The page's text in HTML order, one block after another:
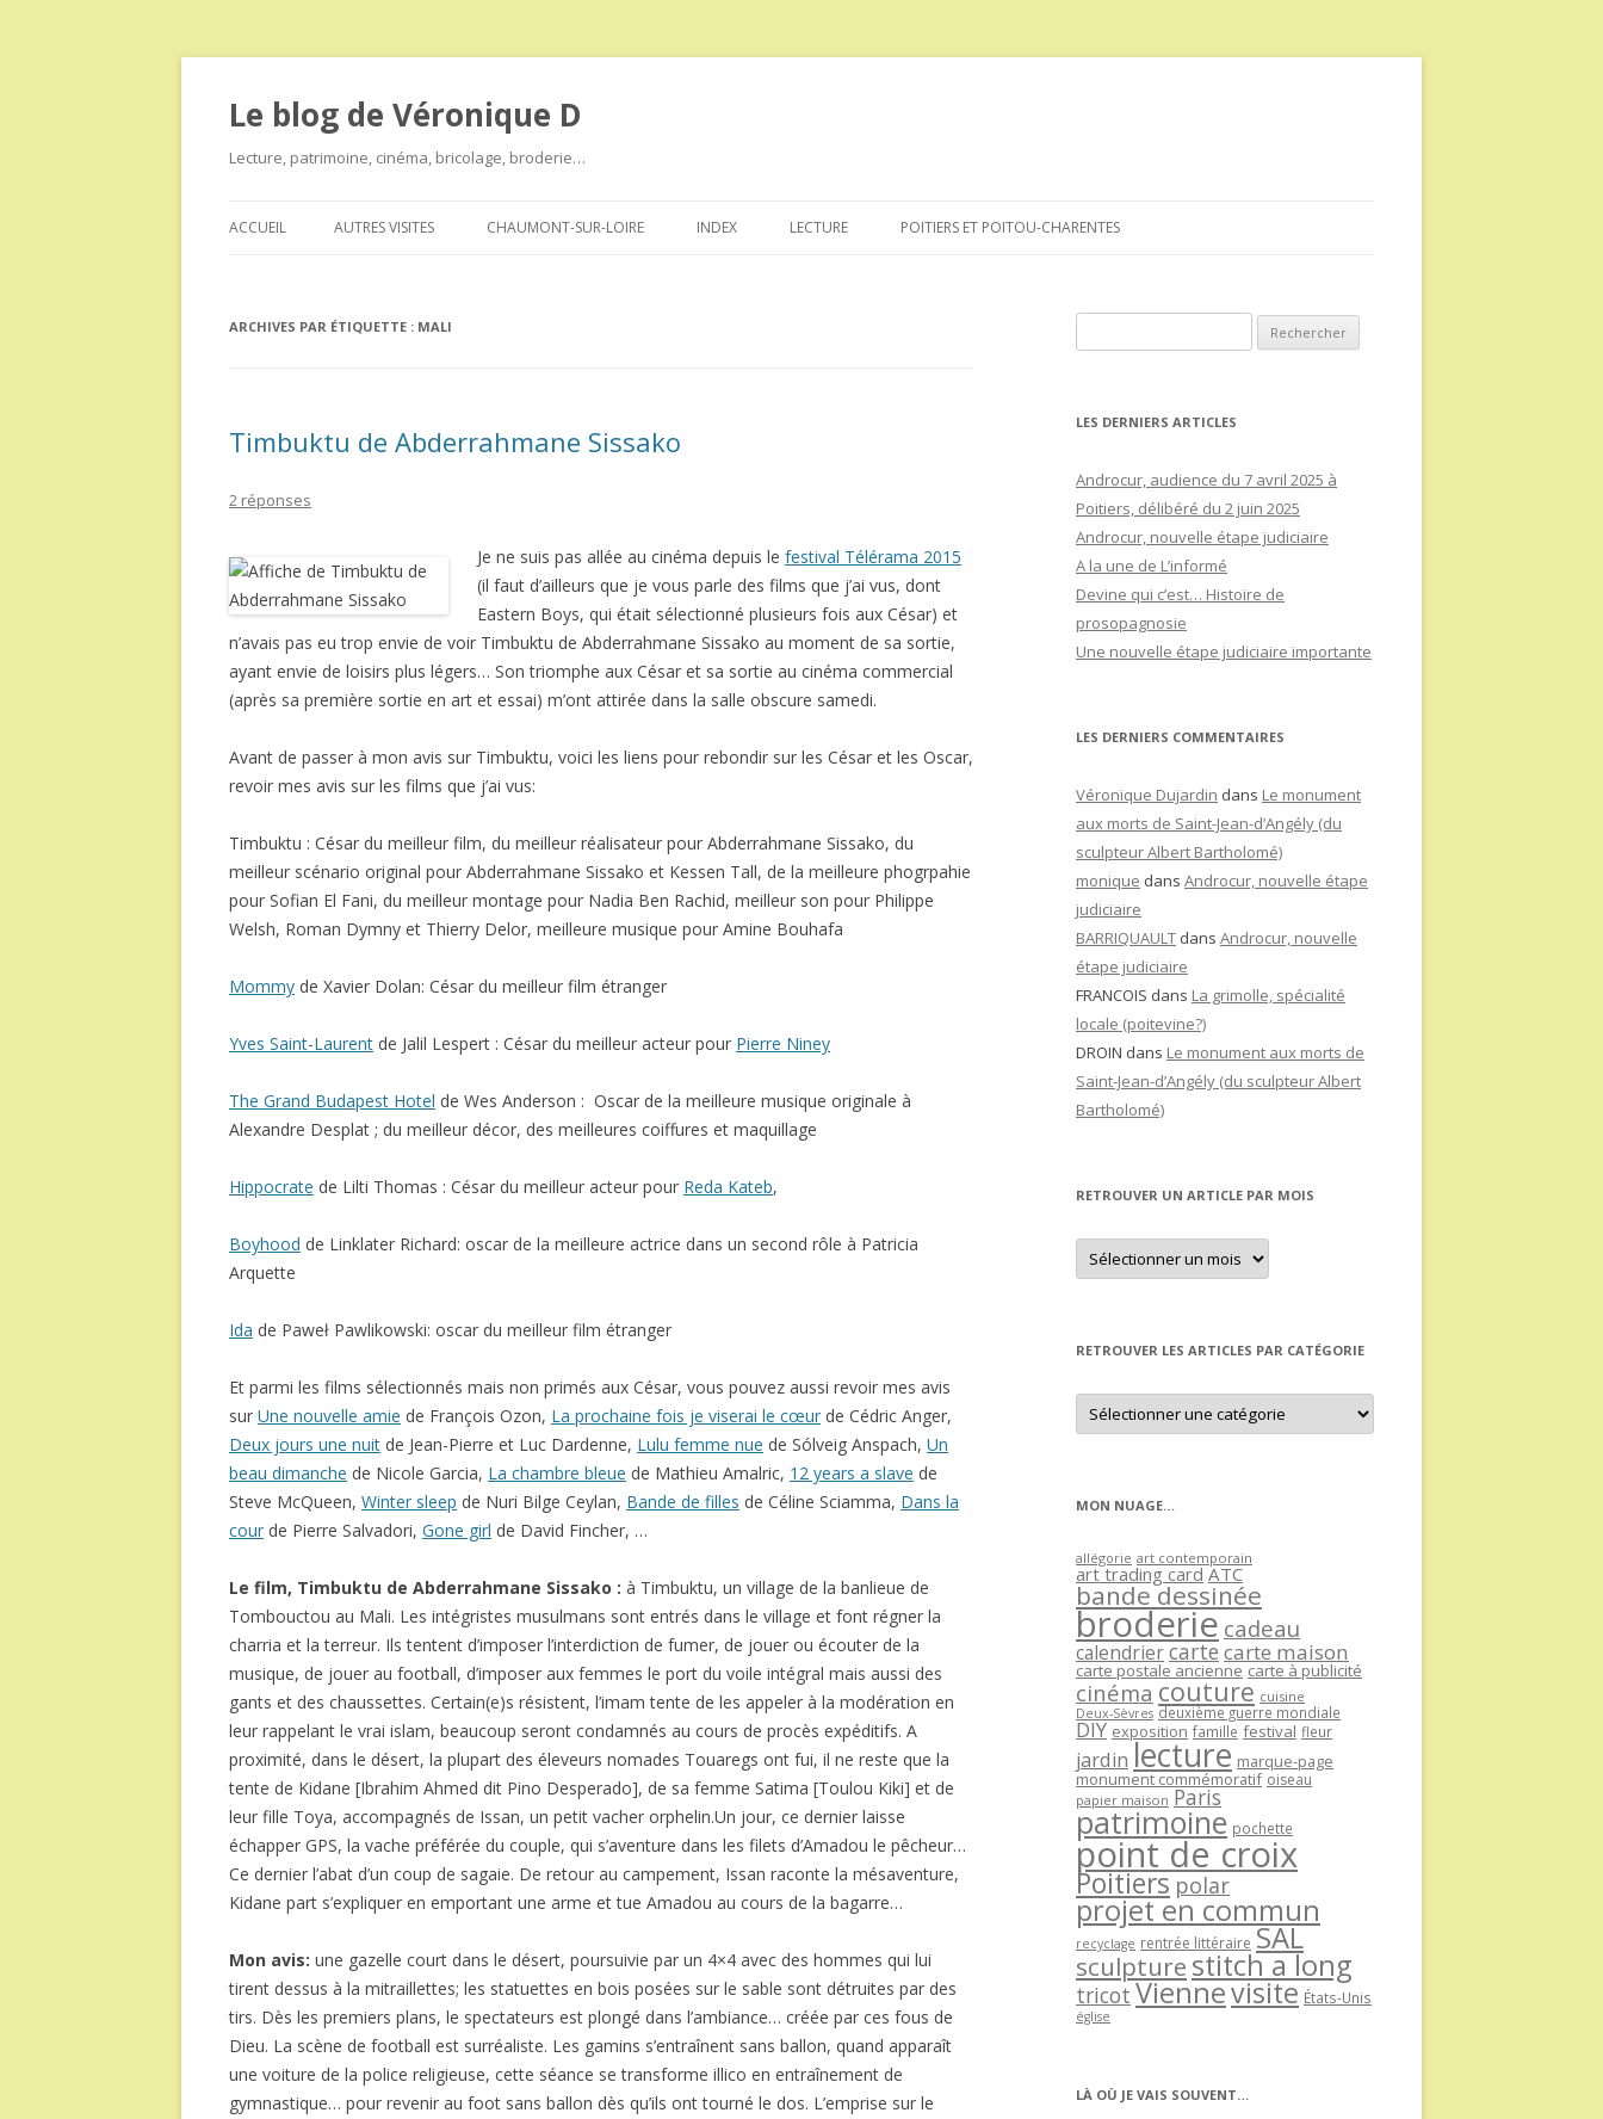
Le blog de Véronique D
Lecture, patrimoine, cinéma, bricolage, broderie…
au
ACCUEIL AUTRES VISITES CHAUMONT-SUR-LOIRE INDEX LECTURE POITIERS ET POITOU-CHARENTES
ARCHIVES PAR ÉTIQUETTE : MALI
Timbuktu de Abderrahmane Sissako
2 réponses
Je ne suis pas allée au cinéma depuis le festival Télérama 2015
(il faut d’ailleurs que je vous parle des films que j’ai vus, dont
Eastern Boys, qui était sélectionné plusieurs fois aux César) et
n’avais pas eu trop envie de voir Timbuktu de Abderrahmane Sissako au moment de sa sortie,
ayant envie de loisirs plus légers… Son triomphe aux César et sa sortie au cinéma commercial
(après sa première sortie en art et essai) m’ont attirée dans la salle obscure samedi.
Avant de passer à mon avis sur Timbuktu, voici les liens pour rebondir sur les César et les Oscar,
revoir mes avis sur les films que j’ai vus:
Timbuktu : César du meilleur film, du meilleur réalisateur pour Abderrahmane Sissako, du
meilleur scénario original pour Abderrahmane Sissako et Kessen Tall, de la meilleure phogrpahie
pour Sofian El Fani, du meilleur montage pour Nadia Ben Rachid, meilleur son pour Philippe
Welsh, Roman Dymny et Thierry Delor, meilleure musique pour Amine Bouhafa
Mommy de Xavier Dolan: César du meilleur film étranger
Yves Saint-Laurent de Jalil Lespert : César du meilleur acteur pour Pierre Niney
The Grand Budapest Hotel de Wes Anderson : Oscar de la meilleure musique originale à
Alexandre Desplat ; du meilleur décor, des meilleures coiffures et maquillage
Hippocrate de Lilti Thomas : César du meilleur acteur pour Reda Kateb,
Boyhood de Linklater Richard: oscar de la meilleure actrice dans un second rôle à Patricia
Arquette
Ida de Paweł Pawlikowski: oscar du meilleur film étranger
Et parmi les films sélectionnés mais non primés aux César, vous pouvez aussi revoir mes avis
sur Une nouvelle amie de François Ozon, La prochaine fois je viserai le cœur de Cédric Anger,
Deux jours une nuit de Jean-Pierre et Luc Dardenne, Lulu femme nue de Sólveig Anspach, Un
beau dimanche de Nicole Garcia, La chambre bleue de Mathieu Amalric, 12 years a slave de
Steve McQueen, Winter sleep de Nuri Bilge Ceylan, Bande de filles de Céline Sciamma, Dans la
cour de Pierre Salvadori, Gone girl de David Fincher, …
Le film, Timbuktu de Abderrahmane Sissako : à Timbuktu, un village de la banlieue de
Tombouctou au Mali. Les intégristes musulmans sont entrés dans le village et font régner la
charria et la terreur. Ils tentent d’imposer l’interdiction de fumer, de jouer ou écouter de la
musique, de jouer au football, d’imposer aux femmes le port du voile intégral mais aussi des
gants et des chaussettes. Certain(e)s résistent, l’imam tente de les appeler à la modération en
leur rappelant le vrai islam, beaucoup seront condamnés au cours de procès expéditifs. A
proximité, dans le désert, la plupart des éleveurs nomades Touaregs ont fui, il ne reste que la
tente de Kidane [Ibrahim Ahmed dit Pino Desperado], de sa femme Satima [Toulou Kiki] et de
leur fille Toya, accompagnés de Issan, un petit vacher orphelin.Un jour, ce dernier laisse
échapper GPS, la vache préférée du couple, qui s’aventure dans les filets d’Amadou le pêcheur…
Ce dernier l’abat d’un coup de sagaie. De retour au campement, Issan raconte la mésaventure,
Kidane part s’expliquer en emportant une arme et tue Amadou au cours de la bagarre…
Mon avis: une gazelle court dans le désert, poursuivie par un 4×4 avec des hommes qui lui
tirent dessus à la mitraillettes; les statuettes en bois posées sur le sable sont détruites par des
tirs. Dès les premiers plans, le spectateurs est plongé dans l’ambiance… créée par ces fous de
Dieu. La scène de football est surréaliste. Les gamins s’entraînent sans ballon, quand apparaît
une voiture de la police religieuse, cette séance se transforme illico en entraînement de
gymnastique… pour revenir au foot sans ballon dès qu’ils ont tourné le dos. L’emprise sur le
LES DERNIERS ARTICLES
Androcur, audience du 7 avril 2025 à
Poitiers, délibéré du 2 juin 2025
Androcur, nouvelle étape judiciaire
A la une de L’informé
Devine qui c’est… Histoire de
prosopagnosie
Une nouvelle étape judiciaire importante
LES DERNIERS COMMENTAIRES
Véronique Dujardin dans Le monument
aux morts de Saint-Jean-d’Angély (du
sculpteur Albert Bartholomé)
monique dans Androcur, nouvelle étape
judiciaire
BARRIQUAULT dans Androcur, nouvelle
étape judiciaire
FRANCOIS dans La grimolle, spécialité
locale (poitevine?)
DROIN dans Le monument aux morts de
Saint-Jean-d’Angély (du sculpteur Albert
Bartholomé)
RETROUVER UN ARTICLE PAR MOIS
Retrouver
un
article
RETROUVER LES ARTICLES PAR CATÉGORIE
Retrouver
les
articles
MON NUAGE…
allégorie art contemporain
art trading card ATC
bande dessinée
broderie cadeau
calendriercartecarte maison
carte postale ancienne carte à publicité
cinéma couture cuisine
Deux-Sèvres deuxième guerre mondiale
DIY exposition famille festival fleur
jardin lecture marque-page
monument commémoratif oiseau
papier maison Paris
patrimoine pochette
point de croix
Poitiers polar
projet en commun
recyclage rentrée littéraire SAL
sculpture stitch a long
tricot Viennevisite États-Unis
église
LÀ OÙ JE VAIS SOUVENT…